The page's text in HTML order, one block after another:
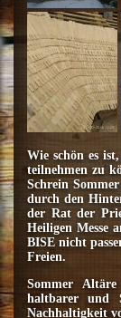
Wie schön es
teilnehmen zu
Schrein
durch den
der Rat der
Heiligen Messe
BISE nicht
Freien.
Sommer
haltbarer und
Nachhaltigkeit